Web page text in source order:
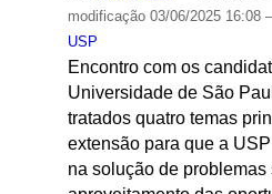
modificação03/06/2025 16:08
USP
Encontro com os
Universidade de São
tratados quatro temas
extensão para que a
na solução de problemas